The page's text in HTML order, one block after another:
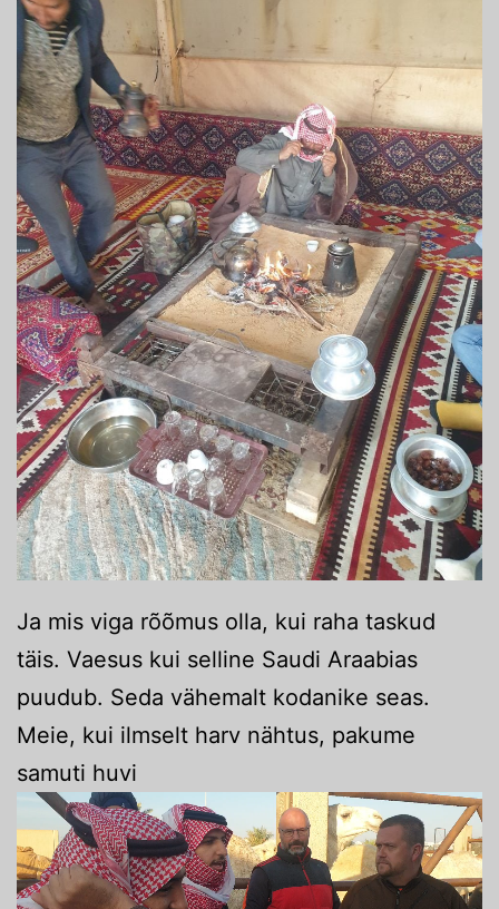
Ja mis viga rõõmus olla, kui raha taskud
täis. Vaesus kui selline Saudi Araabias
puudub. Seda vähemalt kodanike seas.
Meie, kui ilmselt harv nähtus, pakume
samuti huvi